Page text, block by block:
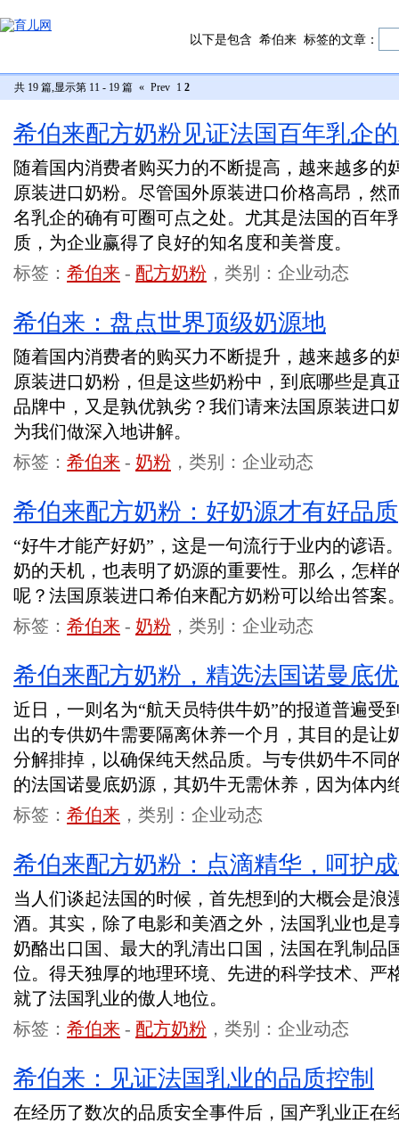
以下是包含 希伯来 标签的文章：
共 19 篇,显示第 11 - 19 篇 « Prev 1 2
希伯来配方奶粉见证法国百年乳企
随着国内消费者购买力的不断提高，越来越多的
原装进口奶粉。尽管国外原装进口价格高昂，然
名乳企的确有可圈可点之处。尤其是法国的百年
质，为企业赢得了良好的知名度和美誉度。
标签： 希伯来 - 配方奶粉 ，类别：企业动态
希伯来：盘点世界顶级奶源地
随着国内消费者的购买力不断提升，越来越多的
原装进口奶粉，但是这些奶粉中，到底哪些是真
品牌中，又是孰优孰劣？我们请来法国原装进
为我们做深入地讲解。
标签： 希伯来 - 奶粉 ，类别：企业动态
希伯来配方奶粉：好奶源才有好品质
“好牛才能产好奶”，这是一句流行于业内的谚语
奶的天机，也表明了奶源的重要性。那么，怎样
呢？法国原装进口希伯来配方奶粉可以给出答案
标签： 希伯来 - 奶粉 ，类别：企业动态
希伯来配方奶粉，精选法国诺曼底
近日，一则名为“航天员特供牛奶”的报道普遍受
出的专供奶牛需要隔离休养一个月，其目的是让
分解排掉，以确保纯天然品质。与专供奶牛不同
的法国诺曼底奶源，其奶牛无需休养，因为体内
标签： 希伯来 ，类别：企业动态
希伯来配方奶粉：点滴精华，呵护
当人们谈起法国的时候，首先想到的大概会是浪
酒。其实，除了电影和美酒之外，法国乳业也是
奶酪出口国、最大的乳清出口国，法国在乳制品
位。得天独厚的地理环境、先进的科学技术、严
就了法国乳业的傲人地位。
标签： 希伯来 - 配方奶粉 ，类别：企业动态
希伯来：见证法国乳业的品质控制
在经历了数次的品质安全事件后，国产乳业正在